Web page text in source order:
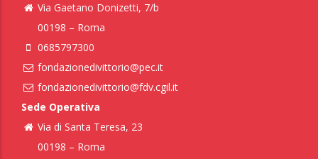
Via Gaetano Donizetti, 7/b
00198 – Roma
0685797300
fondazionedivittorio@pec.it
fondazionedivittorio@fdv.cgil.it
Sede Operativa
Via di Santa Teresa, 23
00198 – Roma